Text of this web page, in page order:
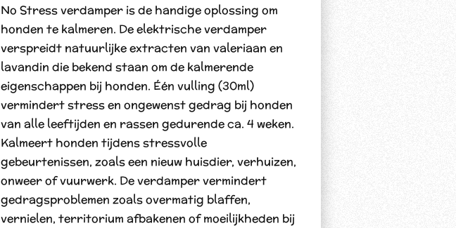
No Stress verdamper is de handige oplossing om
honden te kalmeren. De elektrische verdamper
verspreidt natuurlijke extracten van valeriaan en
lavandin die bekend staan om de kalmerende
eigenschappen bij honden. Één vulling (30ml)
vermindert stress en ongewenst gedrag bij honden
van alle leeftijden en rassen gedurende ca. 4 weken.
Kalmeert honden tijdens stressvolle
gebeurtenissen, zoals een nieuw huisdier, verhuizen,
onweer of vuurwerk. De verdamper vermindert
gedragsproblemen zoals overmatig blaffen,
vernielen, territorium afbakenen of moeilijkheden bij